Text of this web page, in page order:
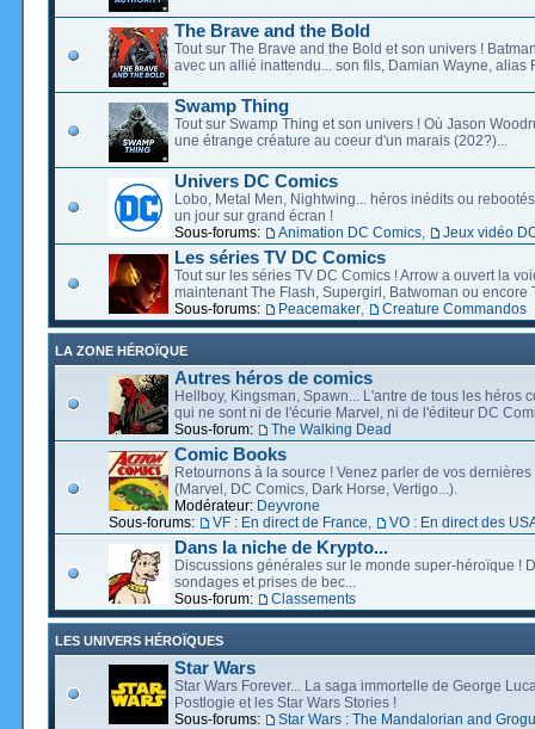
The Brave and the Bold
Tout sur The Brave and the Bold et son univers !
avec un allié inattendu... son fils, Damian Wayne, alias
Swamp Thing
Tout sur Swamp Thing et son univers ! Où Jason
une étrange créature au coeur d'un marais (202?)...
Univers DC Comics
Lobo, Metal Men, Nightwing... héros inédits ou
un jour sur grand écran !
Sous-forums:
Animation DC Comics Jeux vidéo
Les séries TV DC Comics
Tout sur les séries TV DC Comics ! Arrow a ouvert la
maintenant The Flash, Supergirl, Batwoman ou encore
Sous-forums:
Peacemaker Creature Commandos
LA ZONE HÉROÏQUE
Autres héros de comics
Hellboy, Kingsman, Spawn... L'antre de tous les héros
qui ne sont ni de l'écurie Marvel, ni de l'éditeur DC
Sous-forum:
The Walking Dead
Comic Books
Retournons à la source ! Venez parler de vos dernières
(Marvel, DC Comics, Dark Horse, Vertigo...).
Modérateur: Deyvrone
Sous-forums:
VF : En direct de France VO : En direct des
Dans la niche de Krypto...
Discussions générales sur le monde super-héroïque !
sondages et prises de bec...
Sous-forum:
Classements
LES UNIVERS HÉROÏQUES
Star Wars
Star Wars Forever... La saga immortelle de George
Postlogie et les Star Wars Stories !
Sous-forums:
Star Wars : The Mandalorian and Grogu